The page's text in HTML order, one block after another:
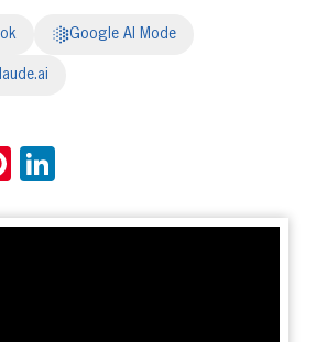
Google AI Mode
Pinterest